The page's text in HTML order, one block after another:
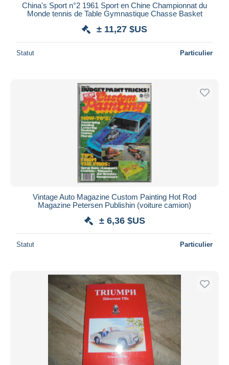
China's Sport n°2 1961 Sport en Chine Championnat du
Monde tennis de Table Gymnastique Chasse Basket
± 11,27 $US
Statut Particulier
Vintage Auto Magazine Custom Painting Hot Rod
Magazine Petersen Publishin (voiture camion)
± 6,36 $US
Statut Particulier